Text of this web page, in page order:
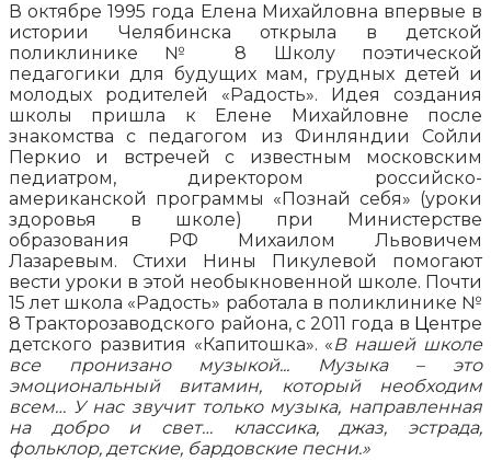
В октябре 1995 года Елена Михайловна впервые в
истории Челябинска открыла в детской
поликлинике № 8 Школу поэтической
педагогики для будущих мам, грудных детей и
молодых родителей «Радость». Идея создания
школы пришла к Елене Михайловне после
знакомства с педагогом из Финляндии Сойли
Перкио и встречей с известным московским
педиатром, директором российско-
американской программы «Познай себя» (уроки
здоровья в школе) при Министерстве
образования РФ Михаилом Львовичем
Лазаревым. Стихи Нины Пикулевой помогают
вести уроки в этой необыкновенной школе. Почти
15 лет школа «Радость» работала в поликлинике №
8 Тракторозаводского района, с 2011 года в Центре
детского развития «Капитошка». «В нашей школе
все пронизано музыкой... Музыка – это
эмоциональный витамин, который необходим
всем… У нас звучит только музыка, направленная
на добро и свет… классика, джаз, эстрада,
фольклор, детские, бардовские песни.»